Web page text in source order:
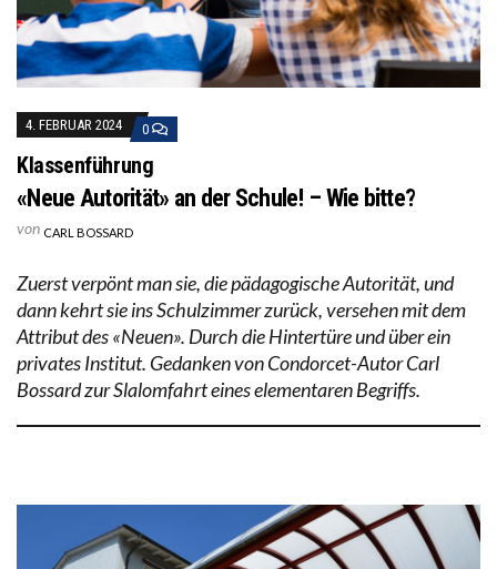
4. FEBRUAR 2024 0
Klassenführung
«Neue Autorität» an der Schule! – Wie bitte?
von CARL BOSSARD
Zuerst verpönt man sie, die pädagogische Autorität, und
dann kehrt sie ins Schulzimmer zurück, versehen mit dem
Attribut des «Neuen». Durch die Hintertüre und über ein
privates Institut. Gedanken von Condorcet-Autor Carl
Bossard zur Slalomfahrt eines elementaren Begriffs.